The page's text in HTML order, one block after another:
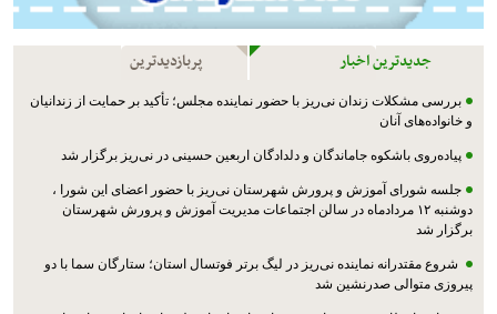
جدیدترین اخبار پربازدیدترین
بررسی مشکلات زندان نی‌ریز با حضور نماینده مجلس؛ تأکید بر حمایت از زندانیان
و خانواده‌های آنان
پیاده‌روی باشکوه جاماندگان و دلدادگان اربعین حسینی در نی‌ریز برگزار شد
جلسه شورای آموزش و پرورش شهرستان نی‌ریز با حضور اعضای این شورا ،
دوشنبه ۱۲ مردادماه در سالن اجتماعات مدیریت آموزش و پرورش شهرستان
برگزار شد
شروع مقتدرانه نماینده نی‌ریز در لیگ برتر فوتسال استان؛ ستارگان سما با دو
پیروزی متوالی صدرنشین شد